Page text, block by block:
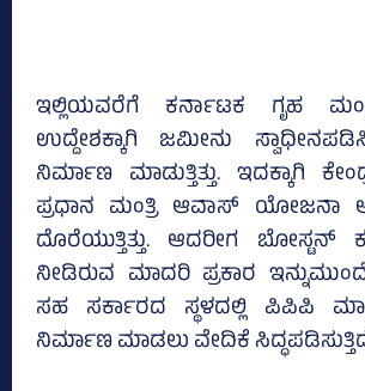
ಇಲ್ಲಿಯವರೆಗೆ ಕರ್ನಾಟಕ ಗೃಹ
ಉದ್ದೇಶಕ್ಕಾಗಿ ಜಮೀನು
ನಿರ್ಮಾಣ ಮಾಡುತ್ತಿತ್ತು. ಇದಕ್ಕಾಗಿ
ಪ್ರಧಾನ ಮಂತ್ರಿ ಆವಾಸ್ ಯೋಜನಾ
ದೊರೆಯುತ್ತಿತ್ತು. ಆದರೀಗ ಬೋಸ್ಟನ್
ನೀಡಿರುವ ಮಾದರಿ ಪ್ರಕಾರ
ಸಹ ಸರ್ಕಾರದ ಸ್ಥಳದಲ್ಲಿ ಪಿಪಿಪಿ
ನಿರ್ಮಾಣ ಮಾಡಲು ವೇದಿಕೆ